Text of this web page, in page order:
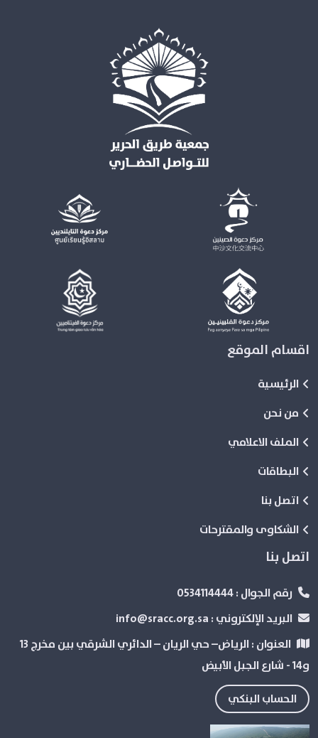
اقسام الموقع
الرئيسية
من نحن
الملف الاعلامي
البطاقات
اتصل بنا
الشكاوى والمقترحات
اتصل بنا
رقم الجوال :
البريد الإلكتروني :
العنوان :
الرياض– حي الريان – الدائري الشرقي بین مخرج 13
و14 - شارع الجبل الأبيض
الحساب البنكي